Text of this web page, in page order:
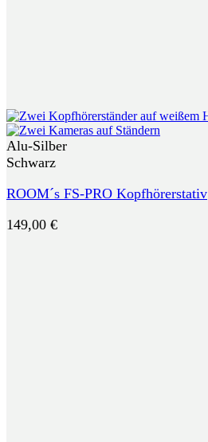
Alu-Silber
Schwarz
ROOM´s FS-PRO Kopfhörerstativ
149,00 €